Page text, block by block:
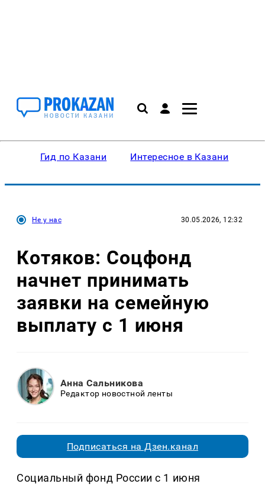
Гид по Казани Интересное в Казани
Не у нас 30.05.2026, 12:32
Котяков: Соцфонд
начнет принимать
заявки на семейную
выплату с 1 июня
Анна Сальникова
Редактор новостной ленты
Подписаться на Дзен.канал
Социальный фонд России с 1 июня